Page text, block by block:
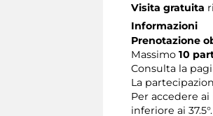
Visita gratuita
Informazioni
Prenotazione
Massimo 10
Consulta la
La
Per accedere
inferiore ai 37.5°.